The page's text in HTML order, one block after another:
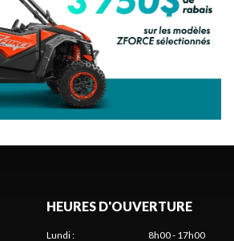
HEURES D'OUVERTURE
Lundi:
8h00 - 17h00